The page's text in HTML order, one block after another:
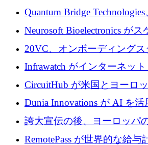
ラットフォームを拡大する
ルを調達
Quantum Bridge
バーセキュリティ インフラ
張にシリーズ A で 800 万ド
Neurosoft Bioelectronics が
イン コンピューター インタ
に 750 万ドルを調達
20VC、オンボーディング
Prelude へのシリーズ A 投資
Infrawatch がインターネッ
クチャ インテリジェンス向
プレシードを確保
CircuitHub が米国とヨーロ
子機器製造を拡大するため
Dunia Innovations が AI を
産業化するために 2 億
リン GigaLab を発表
誇大宣伝の後、ヨーロッパ
クターはファンダメンタル
RemotePass が世界的な給